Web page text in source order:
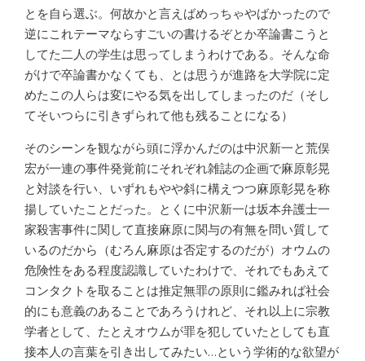
とを自ら選ぶ。何故かと言えばめっちゃやばかったので
逆にこれテーマならすごいの書けるぞとか卒論書こうと
してた二人の学生は思ってしまうわけである。そんな命
がけで卒論書かなくても、とは思うが進路を大学院に定
めたこの人らは変にやる気を出してしまったのだ（そし
てそいつらに引きずられて他も残ることになる）
そのシーンを観ながら頭に浮かんだのは中沢新一と荒俣
宏が一連の事件発覚前にそれぞれ雑誌の企画で麻原彰晃
と対談を行い、いずれもやや斜に構えつつ麻原彰晃を称
揚していたことだった。とくに中沢新一は坂本弁護士一
家殺害事件に関して直接麻原に関与の有無を問い質して
いるのだから（むろん麻原は否定するのだが）オウムの
危険性をある程度認識していたわけで、それでもあえて
コンタクトを取ることは推定無罪の原則に鑑みれば社会
的にも意義のあることであろうけれど、それ以上に宗教
学者として、たとえオウムが罪を犯していたとしても直
接本人の言葉を引き出してみたい…という学術的な欲望が